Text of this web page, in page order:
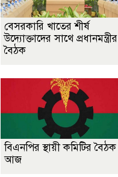
বেসরকারি খাতের শীর্ষ
উদ্যোক্তাদের সাথে প্রধানমন্ত্রীর
বৈঠক
বিএনপির স্থায়ী কমিটির বৈঠক
আজ